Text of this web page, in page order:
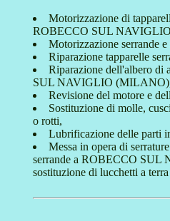
Motorizzazione di
ROBECCO SUL
Motorizzazione serrande
Riparazione tapparelle
Riparazione dell'albero di
SUL NAVIGLIO
Revisione del motore e
Sostituzione di molle,
o rotti,
Lubrificazione delle parti
Messa in opera di
serrande a ROBECCO SUL
sostituzione di lucchetti a